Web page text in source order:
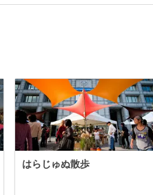
はらじゅぬ散歩